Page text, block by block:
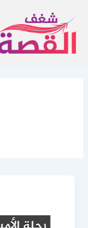
إلى
المحتوى